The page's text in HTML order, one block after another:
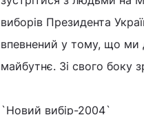
виборів Президента
впевнений у тому, що ми
майбутнє. Зі свого боку
`Новий вибір-2004`